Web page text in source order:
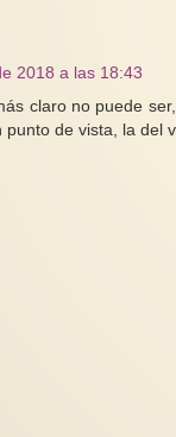
2018 a las 18:43
claro no puede
de vista, la del